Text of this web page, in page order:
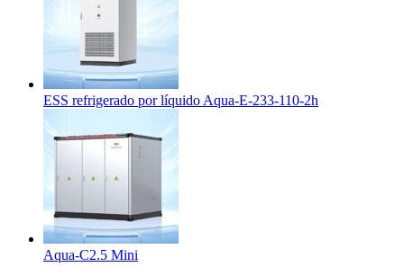
ESS refrigerado por líquido Aqua-E-233-110-2h
Aqua-C2.5 Mini